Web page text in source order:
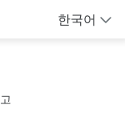
한국어